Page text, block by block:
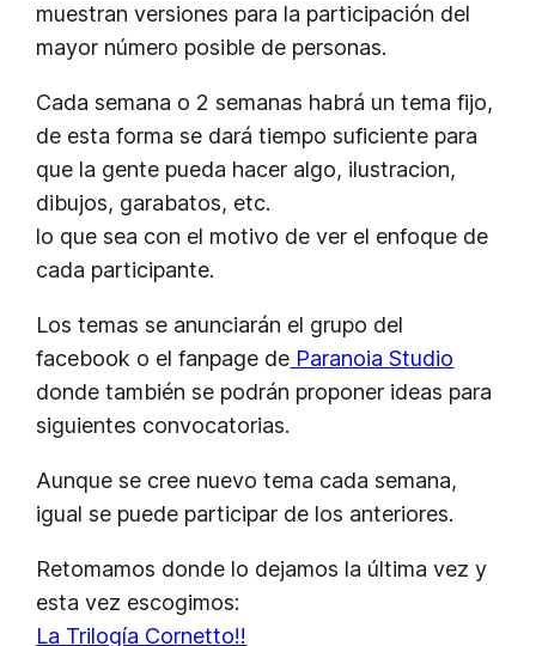
muestran versiones para la participación del
mayor número posible de personas.
Cada semana o 2 semanas habrá un tema fijo,
de esta forma se dará tiempo suficiente para
que la gente pueda hacer algo, ilustracion,
dibujos, garabatos, etc.
lo que sea con el motivo de ver el enfoque de
cada participante.
Los temas se anunciarán el grupo del
facebook o el fanpage de Paranoia Studio
donde también se podrán proponer ideas para
siguientes convocatorias.
Aunque se cree nuevo tema cada semana,
igual se puede participar de los anteriores.
Retomamos donde lo dejamos la última vez y
esta vez escogimos:
La Trilogía Cornetto!!